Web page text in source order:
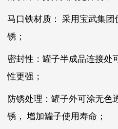
马口铁材质： 采用宝武集团
锈；
密封性：罐子半成品连接处
性更强；
防锈处理：罐子外可涂无色
锈， 增加罐子使用寿命；